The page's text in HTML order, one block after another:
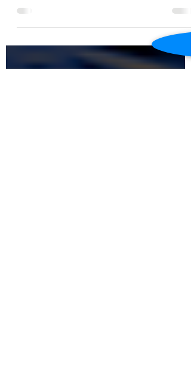
A menudo cuando escucho discusiones
sobre los filtros IIR y FIR, me sorprende
mucho encontrar tantas concepciones
erróneas acerca de los...